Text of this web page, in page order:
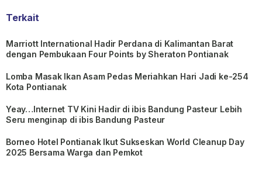
Terkait
Marriott International Hadir Perdana di Kalimantan Barat
dengan Pembukaan Four Points by Sheraton Pontianak
Lomba Masak Ikan Asam Pedas Meriahkan Hari Jadi ke-254
Kota Pontianak
Yeay…Internet TV Kini Hadir di ibis Bandung Pasteur Lebih
Seru menginap di ibis Bandung Pasteur
Borneo Hotel Pontianak Ikut Sukseskan World Cleanup Day
2025 Bersama Warga dan Pemkot